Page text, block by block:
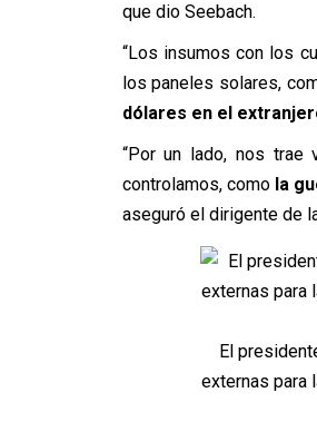
que dio Seebach.
“Los insumos con los
los paneles solares,
dólares en el
“Por un lado, nos trae
controlamos, como la
aseguró el dirigente de
El
externas para